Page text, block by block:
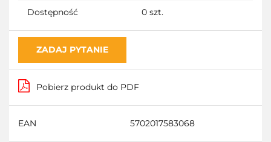
Dostępność 0 szt.
ZADAJ PYTANIE
Pobierz produkt do PDF
EAN 5702017583068